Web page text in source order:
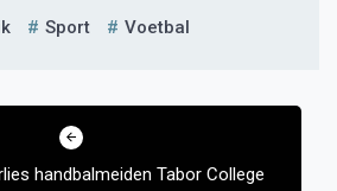
Sport Voetbal
handbalmeiden Tabor College